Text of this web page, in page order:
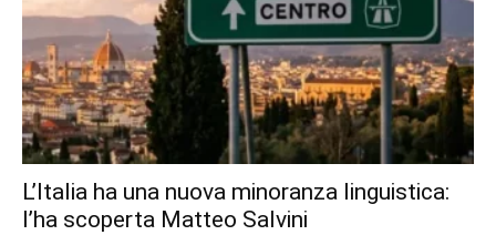
L’Italia ha una nuova minoranza linguistica:
l’ha scoperta Matteo Salvini